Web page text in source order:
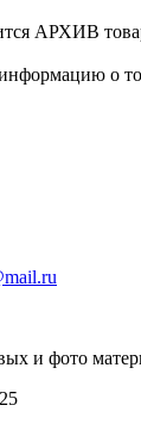
АРХИВ
о
и фото